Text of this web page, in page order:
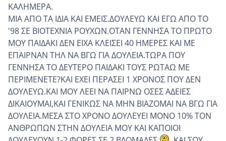
ΚΑΛΗΜΕΡΑ.
ΜΙΑ ΑΠΟ ΤΑ ΙΔΙΑ ΚΑΙ ΕΜΕΙΣ.ΔΟΥΛΕΥΩ ΚΑΙ ΕΓΩ ΑΠΟ ΤΟ
'98 ΣΕ ΒΙΟΤΕΧΝΙΑ ΡΟΥΧΩΝ.ΟΤΑΝ ΓΕΝΝΗΣΑ ΤΟ ΠΡΩΤΟ
ΜΟΥ ΠΑΙΔΑΚΙ ΔΕΝ ΕΙΧΑ ΚΛΕΙΣΕΙ 40 ΗΜΕΡΕΣ ΚΑΙ ΜΕ
ΕΠΑΙΡΝΑΝ ΤΗΛ ΝΑ ΒΓΩ ΓΙΑ ΔΟΥΛΕΙΑ.ΤΩΡΑ ΠΟΥ
ΓΕΝΝΗΣΑ ΤΟ ΔΕΥΤΕΡΟ ΠΑΙΔΑΚΙ ΤΟΥΣ ΡΩΤΑΩ ΜΕ
ΠΕΡΙΜΕΝΕΤΕ?ΚΑΙ ΕΧΕΙ ΠΕΡΑΣΕΙ 1 ΧΡΟΝΟΣ ΠΟΥ ΔΕΝ
ΔΟΥΛΕΥΩ.ΚΑΙ ΜΟΥ ΛΕΕΙ ΝΑ ΠΑΙΡΝΩ ΟΣΕΣ ΑΔΕΙΕΣ
ΔΙΚΑΙΟΥΜΑΙ,ΚΑΙ ΓΕΝΙΚΩΣ ΝΑ ΜΗΝ ΒΙΑΖΟΜΑΙ ΝΑ ΒΓΩ ΓΙΑ
ΔΟΥΛΕΙΑ.ΜΕΣΑ ΣΤΟ ΧΡΟΝΟ ΔΟΥΛΕΥΕΙ ΜΟΝΟ 10% ΤΟΝ
ΑΝΘΡΩΠΩΝ ΣΤΗΝ ΔΟΥΛΕΙΑ ΜΟΥ ΚΑΙ ΚΑΠΟΙΟΙ